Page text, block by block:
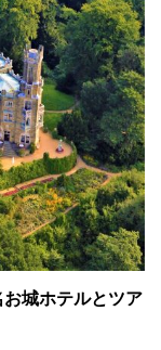
お城ホテルとツア